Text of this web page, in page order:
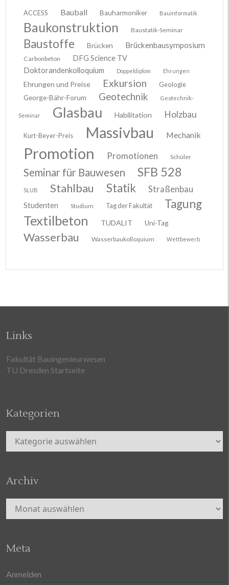
ACCESS Bauball Bauharmoniker Bauinformatik
Baukonstruktion Baustatik-Seminar
Baustoffe Brücken Brückenbausymposium
Carbonbeton
DFG Science TV
Doktorandenkolloquium
Doppeldiplom Ehrungen
Ehrungen und Preise Exkursion
Geologie
George-Bähr-Forum
Geotechnik Geotechnik-
Seminar Glasbau Habilitation Holzbau
Kurt-Beyer-Preis Massivbau Mechanik
Promotion Promotionen Schüler
Seminar für Bauwesen SFB 528
SLUB Stahlbau Statik Straßenbau
Studenten Studium Tag der Fakultät Tagung
Textilbeton TUDALIT Uni-Tag
Wasserbau Wasserbaukolloquium Wettbewerb
Links
Fakultät Bauingenieurwesen
TU Dresden Startseite
Kategorien
Kategorien
Archiv
Archiv
Meta
Anmelden